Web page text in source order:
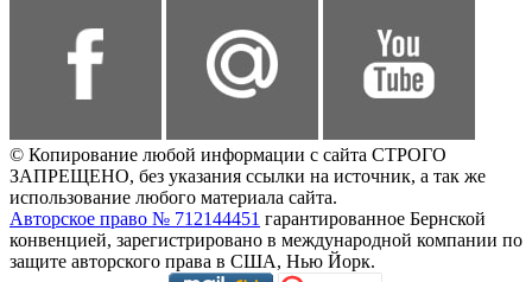
© Копирование любой информации с сайта СТРОГО
ЗАПРЕЩЕНО, без указания ссылки на источник, а так же
использование любого материала сайта.
Авторское право № 712144451 гарантированное Бернской
конвенцией, зарегистрировано в международной компании по
защите авторского права в США, Нью Йорк.